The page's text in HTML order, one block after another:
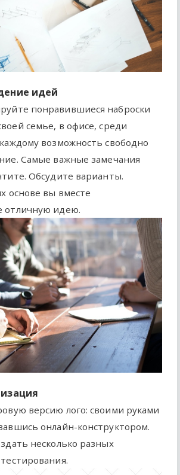
идей
понравившиеся наброски
семье, в офисе, среди
возможность свободно
Самые важные замечания
Обсудите варианты.
основе вы вместе
отличную идею.
версию лого: своими руками
онлайн-конструктором.
несколько разных